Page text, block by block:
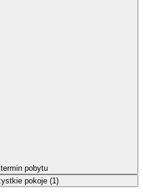
pobytu
pokoje (1)